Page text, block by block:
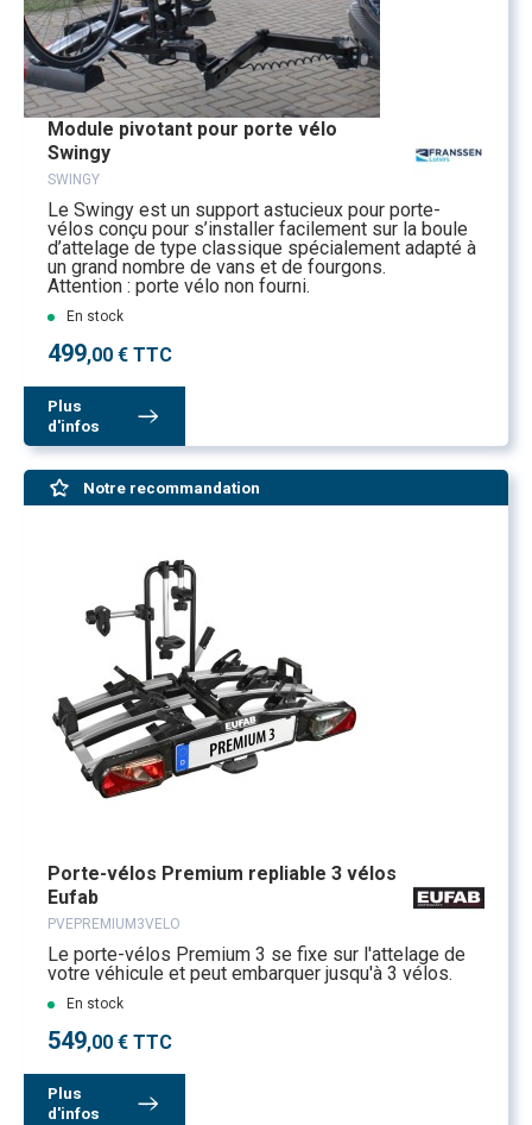
Module pivotant pour porte vélo
Swingy
SWINGY
Le Swingy est un support astucieux pour porte-
vélos conçu pour s’installer facilement sur la boule
d’attelage de type classique spécialement adapté à
un grand nombre de vans et de fourgons.
Attention : porte vélo non fourni.
En stock
499,00 € TTC
Plus
d'infos
Notre recommandation
Porte-vélos Premium repliable 3 vélos
Eufab
PVEPREMIUM3VELO
Le porte-vélos Premium 3 se fixe sur l'attelage de
votre véhicule et peut embarquer jusqu'à 3 vélos.
En stock
549,00 € TTC
Plus
d'infos